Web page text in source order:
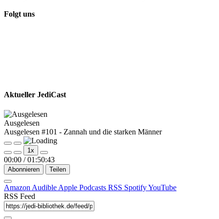
Folgt uns
Aktueller JediCast
Ausgelesen
Ausgelesen #101 - Zannah und die starken Männer
Play
Episode
Pause
Episode
1x
00:00 / 01:50:43
Abonnieren Teilen
Amazon Audible Apple Podcasts RSS SpotifyYouTube
RSS Feed